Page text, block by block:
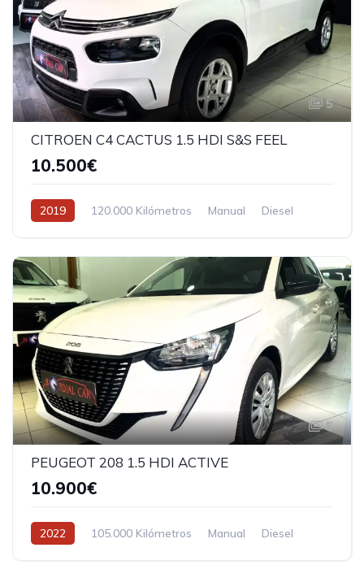
5
CITROEN C4 CACTUS 1.5 HDI S&S FEEL
10.500€
2019 120.000 Kilómetros Manual Diesel
5
PEUGEOT 208 1.5 HDI ACTIVE
10.900€
2022 105.000 Kilómetros Manual Diesel